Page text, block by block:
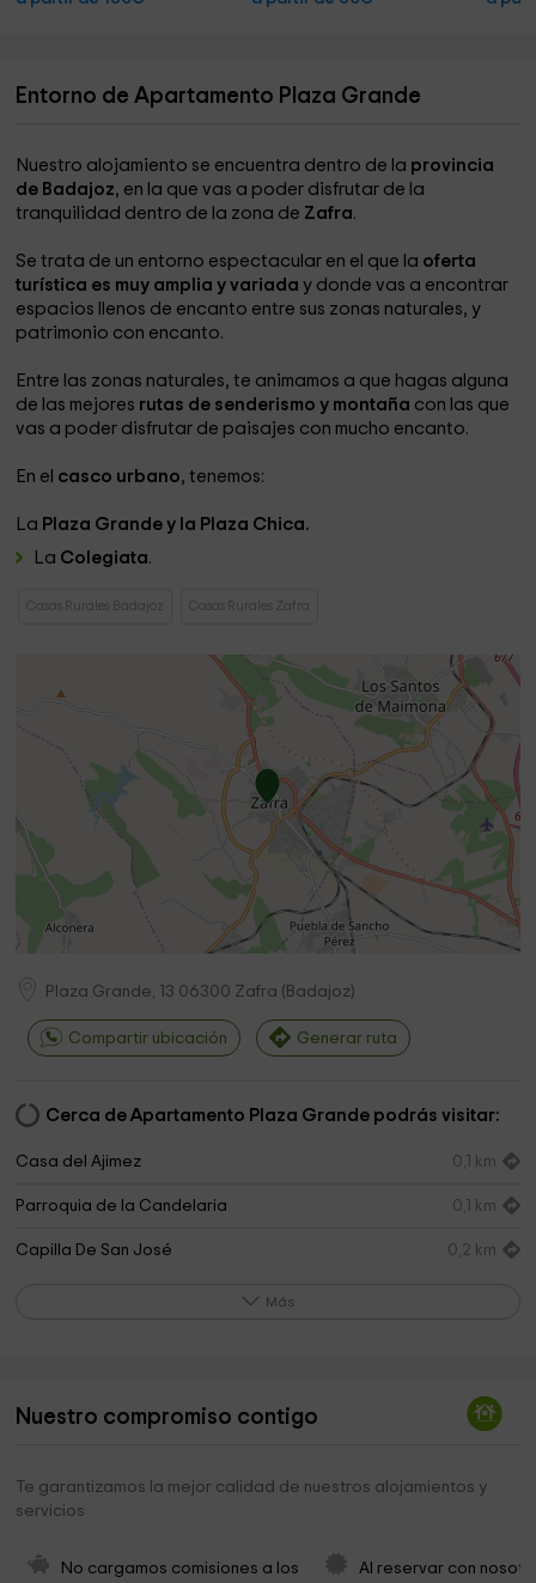
Entorno de Apartamento Plaza Grande
Nuestro alojamiento se encuentra dentro de la provincia
de Badajoz, en la que vas a poder disfrutar de la
tranquilidad dentro de la zona de Zafra.
Se trata de un entorno espectacular en el que la oferta
turística es muy amplia y variada y donde vas a encontrar
espacios llenos de encanto entre sus zonas naturales, y
patrimonio con encanto.
Entre las zonas naturales, te animamos a que hagas alguna
de las mejores rutas de senderismo y montaña con las que
vas a poder disfrutar de paisajes con mucho encanto.
En el casco urbano, tenemos:
La Plaza Grande y la Plaza Chica.
La Colegiata.
Casas Rurales Badajoz Casas Rurales Zafra
Plaza Grande, 13 06300 Zafra ( Badajoz)
Compartir ubicación Generar ruta
Cerca de Apartamento Plaza Grande podrás visitar:
Casa del Ajimez 0,1 km
Parroquia de la Candelaria 0,1 km
Capilla De San José 0,2 km
Iglesia Conventual de Santa Marina 0,3 km
Arco Del Cubo
Paz Park
Más
Nuestro compromiso contigo
Te garantizamos la mejor calidad de nuestros alojamientos y
servicios
No cargamos comisiones a los
Al reservar con